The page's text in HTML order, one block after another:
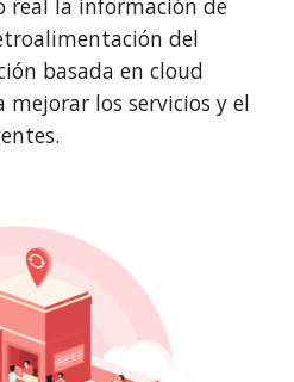
real la información de
del
basada en cloud
los servicios y el